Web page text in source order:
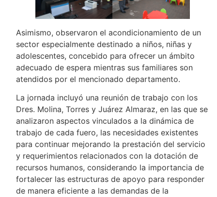
Asimismo, observaron el acondicionamiento de un
sector especialmente destinado a niños, niñas y
adolescentes, concebido para ofrecer un ámbito
adecuado de espera mientras sus familiares son
atendidos por el mencionado departamento.
La jornada incluyó una reunión de trabajo con los
Dres. Molina, Torres y Juárez Almaraz, en las que se
analizaron aspectos vinculados a la dinámica de
trabajo de cada fuero, las necesidades existentes
para continuar mejorando la prestación del servicio
y requerimientos relacionados con la dotación de
recursos humanos, considerando la importancia de
fortalecer las estructuras de apoyo para responder
de manera eficiente a las demandas de la